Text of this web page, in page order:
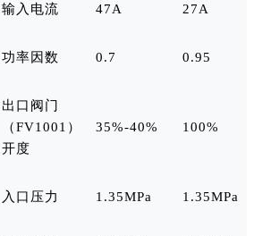
输入电流 47A 27A
功率因数 0.7 0.95
出口阀门
（FV1001）
开度
35%-40% 100%
入口压力 1.35MPa 1.35MPa